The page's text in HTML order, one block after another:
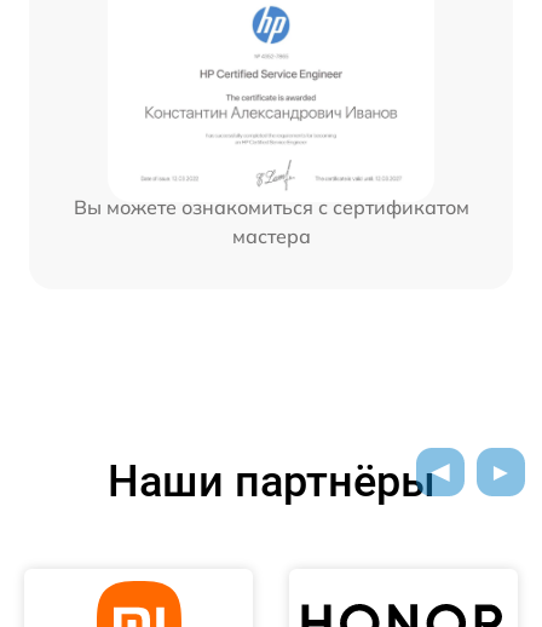
Вы можете ознакомиться с сертификатом
мастера
Наши партнёры